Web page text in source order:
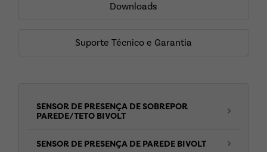
Downloads
Suporte Técnico e Garantia
SENSOR DE PRESENÇA DE SOBREPOR
PAREDE/TETO BIVOLT
SENSOR DE PRESENÇA DE PAREDE BIVOLT